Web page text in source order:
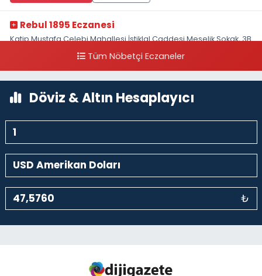
Rebul 1895 Eczanesi
Katip Mustafa Çelebi Mahallesi İstiklal Caddesi Meşelik Sokak, 3B
Tüm Nöbetçi Eczaneler
Döviz & Altın Hesaplayıcı
₺